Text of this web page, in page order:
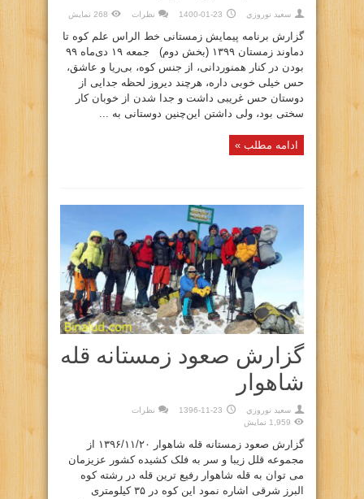
سعيد نوروزي 1400-01-23 نظرات 268 نمایش
گزارش برنامه پیمایش زمستانی خط الراس علم کوه تا
دماوند زمستان ۱۳۹۹ (بخش دوم) جمعه ۱۹ دی‌ماه ۹۹
بودن در کنار همنوردانی، از جنس کوه، بی‌ریا و عاشق،
حس خیلی خوبی داره، هرچند دیروز لحظه جدایی از
دوستان حس غریبی داشت و جدا شدن از خوبان کار
سختی بود، ولی داشتن این‌چنین دوستانی به ...
ادامه مطلب »
گزارش صعود زمستانه قله
شاهوار
سعيد نوروزي 1396-11-23
نظرات
1,959 نمایش
گزارش صعود زمستانه قله شاهوار ۱۳۹۶/۱۱/۲۰ از
مجموعه قلل زیبا و سر به فلک کشیده کشور عزیزمان
می توان به قله شاهوار رفیع ترین قله در رشته کوه
البرز شرقی اشاره نمود این کوه در ۳۵ کیلومتری